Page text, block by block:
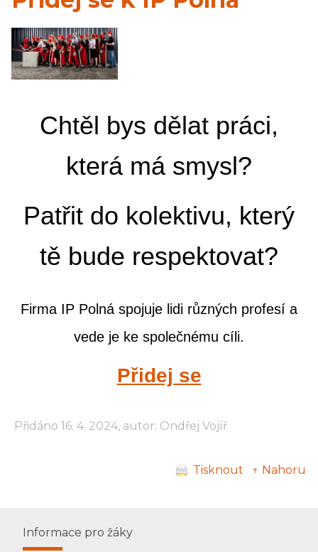
Chtěl bys dělat práci,
která má smysl?
Patřit do kolektivu, který
tě bude respektovat?
Firma IP Polná spojuje lidi různých profesí a
vede je ke společnému cíli.
Přidej se
Přidáno 16. 4. 2024, autor: Ondřej Vojíř
Tisknout ↑ Nahoru
Informace pro žáky